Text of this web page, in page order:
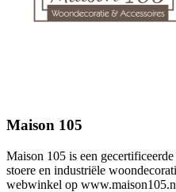
Maison 105
Maison 105 is een
stoere en industriële
webwinkel op